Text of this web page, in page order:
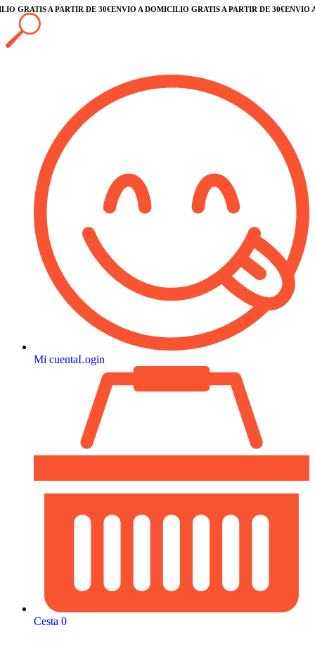
GRATIS A PARTIR DE 30€ENVÍO A DOMICILIO GRATIS A PARTIR DE 30€ENVÍO A
Mi cuentaLogin
Cesta 0